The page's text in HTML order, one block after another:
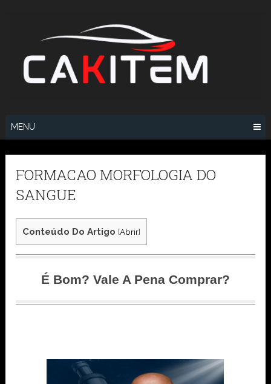
MENU
FORMACAO MORFOLOGIA DO
SANGUE
Conteúdo Do Artigo [Abrir]
É Bom? Vale A Pena Comprar?